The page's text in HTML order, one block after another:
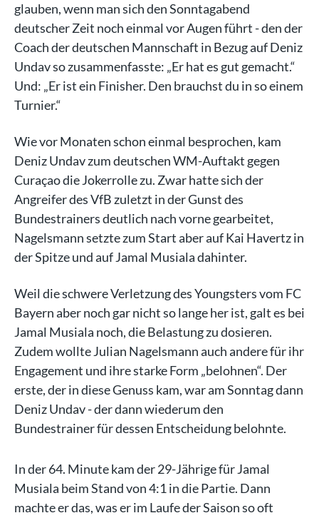
glauben, wenn man sich den Sonntagabend
deutscher Zeit noch einmal vor Augen führt - den der
Coach der deutschen Mannschaft in Bezug auf Deniz
Undav so zusammenfasste: „Er hat es gut gemacht.“
Und: „Er ist ein Finisher. Den brauchst du in so einem
Turnier.“
Wie vor Monaten schon einmal besprochen, kam
Deniz Undav zum deutschen WM-Auftakt gegen
Curaçao die Jokerrolle zu. Zwar hatte sich der
Angreifer des VfB zuletzt in der Gunst des
Bundestrainers deutlich nach vorne gearbeitet,
Nagelsmann setzte zum Start aber auf Kai Havertz in
der Spitze und auf Jamal Musiala dahinter.
Weil die schwere Verletzung des Youngsters vom FC
Bayern aber noch gar nicht so lange her ist, galt es bei
Jamal Musiala noch, die Belastung zu dosieren.
Zudem wollte Julian Nagelsmann auch andere für ihr
Engagement und ihre starke Form „belohnen“. Der
erste, der in diese Genuss kam, war am Sonntag dann
Deniz Undav - der dann wiederum den
Bundestrainer für dessen Entscheidung belohnte.
In der 64. Minute kam der 29-Jährige für Jamal
Musiala beim Stand von 4:1 in die Partie. Dann
machte er das, was er im Laufe der Saison so oft